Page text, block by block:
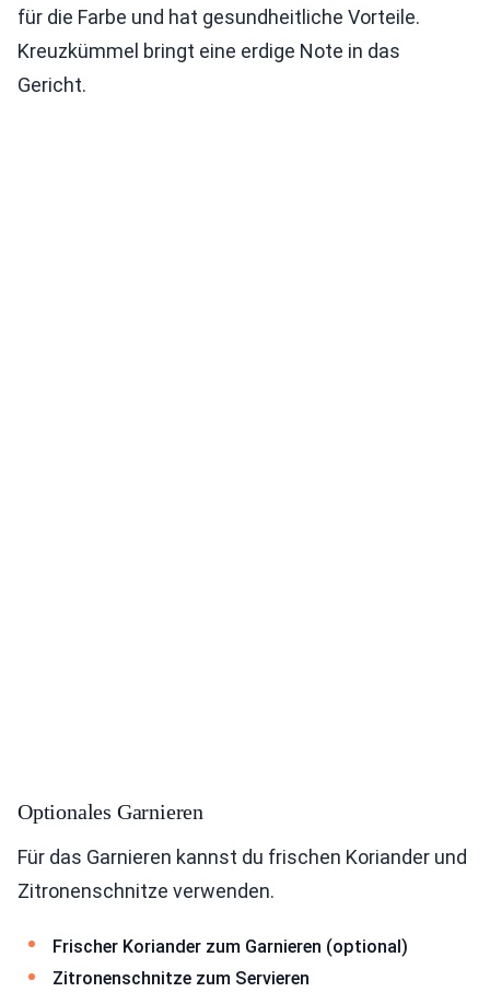
für die Farbe und hat gesundheitliche Vorteile.
Kreuzkümmel bringt eine erdige Note in das
Gericht.
Optionales Garnieren
Für das Garnieren kannst du frischen Koriander und
Zitronenschnitze verwenden.
Frischer Koriander zum Garnieren (optional)
Zitronenschnitze zum Servieren